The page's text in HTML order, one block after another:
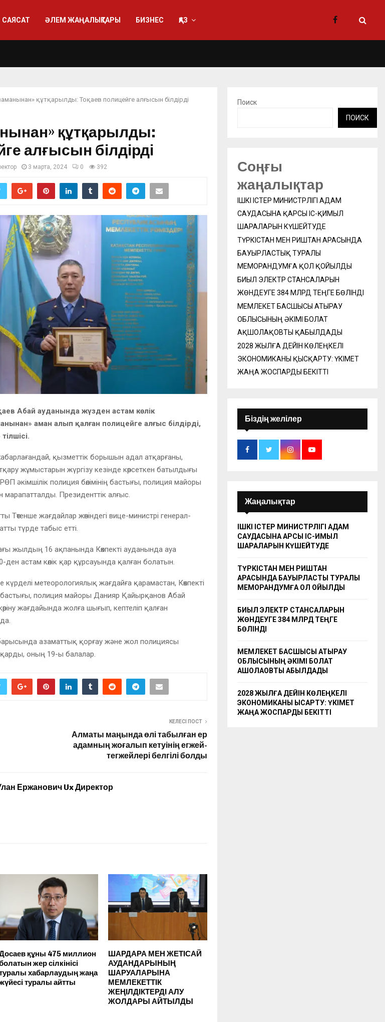
САЯСАТ ӘЛЕМ ЖАҢАЛЫҚТАРЫ БИЗНЕС ҚАЗ
құтқарылды: Тоқаев полицейге алғысын білдірді
құтқарылды:
алғысын білдірді
3 марта, 2024 0 392
Абай ауданында жүзден астам көлік
аман алып қалған полицейге алғыс білдірді,
қызметтік борышын адал атқарғаны,
жұмыстарын жүргізу кезінде көрсеткен батылдығы
әкімшілік полиция бөлімінің бастығы, полиция майоры
Президенттік алғыс.
Төтенше жағдайлар жөніндегі вице-министрі генерал-
түрде табыс етті.
жылдың 16 ақпанында Көкпекті ауданында ауа
астам көлік қар құрсауында қалған болатын.
күрделі метеорологиялық жағдайға қарамастан, Көкпекті
бастығы, полиция майоры Данияр Қайырқанов Абай
жағдайында жолға шығып, кептеліп қалған
азаматтық қорғау және жол полициясы
оның 19-ы балалар.
КЕЛЕСІ ПОСТ
Алматы маңында өлі табылған ер
адамның жоғалып кетуінің егжей-
тегжейлері белгілі болды
Ержанович Ux Директор
құны 475 миллион
жер сілкінісі
хабарлаудың жаңа
туралы айтты
ШАРДАРА МЕН ЖЕТІСАЙ
АУДАНДАРЫНЫҢ
ШАРУАЛАРЫНА
МЕМЛЕКЕТТІК
ЖЕҢІЛДІКТЕРДІ АЛУ
ЖОЛДАРЫ АЙТЫЛДЫ
Поиск
ПОИСК
Соңғы
жаңалықтар
ІШКІ ІСТЕР МИНИСТРЛІГІ АДАМ
САУДАСЫНА ҚАРСЫ ІС-ҚИМЫЛ
ШАРАЛАРЫН КҮШЕЙТУДЕ
ТҮРКІСТАН МЕН РИШТАН АРАСЫНДА
БАУЫРЛАСТЫҚ ТУРАЛЫ
МЕМОРАНДУМҒА ҚОЛ ҚОЙЫЛДЫ
БИЫЛ ЭЛЕКТР СТАНСАЛАРЫН
ЖӨНДЕУГЕ 384 МЛРД ТЕҢГЕ БӨЛІНДІ
МЕМЛЕКЕТ БАСШЫСЫ АТЫРАУ
ОБЛЫСЫНЫҢ ӘКІМІ БОЛАТ
АҚШОЛАҚОВТЫ ҚАБЫЛДАДЫ
2028 ЖЫЛҒА ДЕЙІН КӨЛЕҢКЕЛІ
ЭКОНОМИКАНЫ ҚЫСҚАРТУ: ҮКІМЕТ
ЖАҢА ЖОСПАРДЫ БЕКІТТІ
Біздің желілер
Жаңалықтар
ІШКІ ІСТЕР МИНИСТРЛІГІ АДАМ
САУДАСЫНА ҚАРСЫ ІС-ҚИМЫЛ
ШАРАЛАРЫН КҮШЕЙТУДЕ
ТҮРКІСТАН МЕН РИШТАН
АРАСЫНДА БАУЫРЛАСТЫҚ ТУРАЛЫ
МЕМОРАНДУМҒА ҚОЛ ҚОЙЫЛДЫ
БИЫЛ ЭЛЕКТР СТАНСАЛАРЫН
ЖӨНДЕУГЕ 384 МЛРД ТЕҢГЕ
БӨЛІНДІ
МЕМЛЕКЕТ БАСШЫСЫ АТЫРАУ
ОБЛЫСЫНЫҢ ӘКІМІ БОЛАТ
АҚШОЛАҚОВТЫ ҚАБЫЛДАДЫ
2028 ЖЫЛҒА ДЕЙІН КӨЛЕҢКЕЛІ
ЭКОНОМИКАНЫ ҚЫСҚАРТУ: ҮКІМЕТ
ЖАҢА ЖОСПАРДЫ БЕКІТТІ